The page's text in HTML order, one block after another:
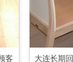
客
大连长期